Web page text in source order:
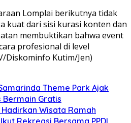
Lomplai berikutnya tidak
kuat dari sisi kurasi konten dan
membuktikan bahwa event
profesional di level
Diskominfo Kutim/Jen)
Theme Park Ajak
Bermain Gratis
Wisata Ramah
Rekreasi Bersama PPDI